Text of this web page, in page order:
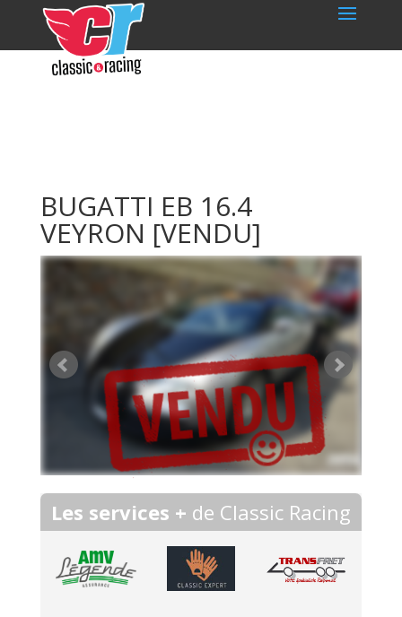
BUGATTI EB 16.4
VEYRON [VENDU]
Les services + de Classic Racing